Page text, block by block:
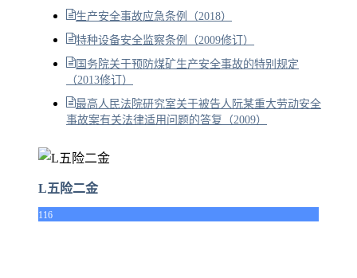
生产安全事故应急条例（2018）
特种设备安全监察条例（2009修订）
国务院关于预防煤矿生产安全事故的特别规定
（2013修订）
最高人民法院研究室关于被告人阮某重大劳动安全
事故案有关法律适用问题的答复（2009）
L五险二金
116